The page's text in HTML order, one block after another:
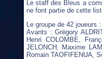
Le staff des Bleus a
ne font partie de cette
Le groupe de 42 joueurs :
Avants : Grégory
Henri COLOMBE,
JELONCH, Maxime
Romain TAOFIFENUA,